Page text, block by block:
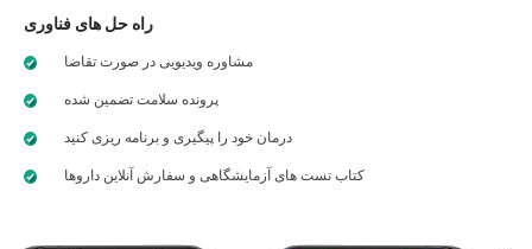
راه حل های فناوری
مشاوره ویدیویی در صورت تقاضا
پرونده سلامت تضمین شده
درمان خود را پیگیری و برنامه ریزی کنید
کتاب تست های آزمایشگاهی و سفارش آنلاین داروها